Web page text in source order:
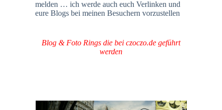
melden … ich werde auch euch Verlinken und
eure Blogs bei meinen Besuchern vorzustellen
Blog & Foto Rings die bei czoczo.de geführt
werden